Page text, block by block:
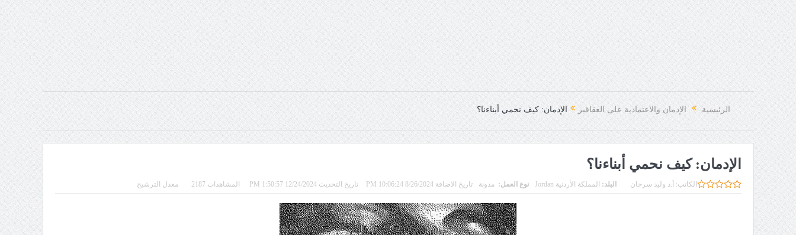
الرئيسية الإدمان والاعتمادية على العقاقير الإدمان: كيف نحمي أبناءنا؟
الإدمان: كيف نحمي أبناءنا؟
الكاتب: أ.د وليد سرحان البلد: المملكة الأردنية Jordan نوع العمل:مدونة تاريخ الاضافة 8/26/2024 10:06:24 PM تاريخ التحديث 12/24/2024 1:50:57 PM المشاهدات 2187 معدل الترشيح